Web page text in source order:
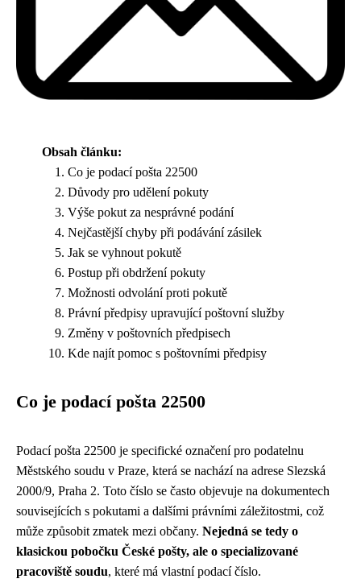
Obsah článku:
Co je podací pošta 22500
Důvody pro udělení pokuty
Výše pokut za nesprávné podání
Nejčastější chyby při podávání zásilek
Jak se vyhnout pokutě
Postup při obdržení pokuty
Možnosti odvolání proti pokutě
Právní předpisy upravující poštovní služby
Změny v poštovních předpisech
Kde najít pomoc s poštovními předpisy
Co je podací pošta 22500
Podací pošta 22500 je specifické označení pro podatelnu
Městského soudu v Praze, která se nachází na adrese Slezská
2000/9, Praha 2. Toto číslo se často objevuje na dokumentech
souvisejících s pokutami a dalšími právními záležitostmi, což
může způsobit zmatek mezi občany. Nejedná se tedy o
klasickou pobočku České pošty, ale o specializované
pracoviště soudu, které má vlastní podací číslo.